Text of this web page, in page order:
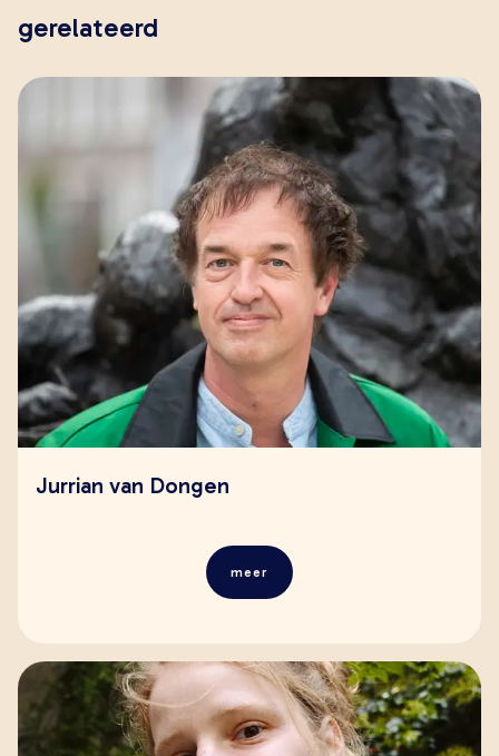
gerelateerd
Jurrian van Dongen
meer